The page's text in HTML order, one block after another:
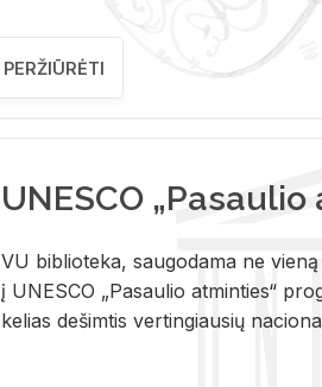
PERŽIŪRĖTI
UNESCO „Pasaulio
VU biblioteka, saugodama ne
į UNESCO „Pasaulio atminties“
kelias dešimtis vertingiausių